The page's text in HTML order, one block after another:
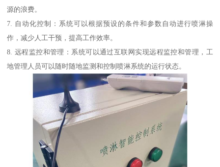
源的浪费。
7. 自动化控制：系统可以根据预设的条件和参数自动进行喷淋操
作，减少人工干预，提高工作效率。
8. 远程监控和管理：系统可以通过互联网实现远程监控和管理，工
地管理人员可以随时随地监测和控制喷淋系统的运行状态。